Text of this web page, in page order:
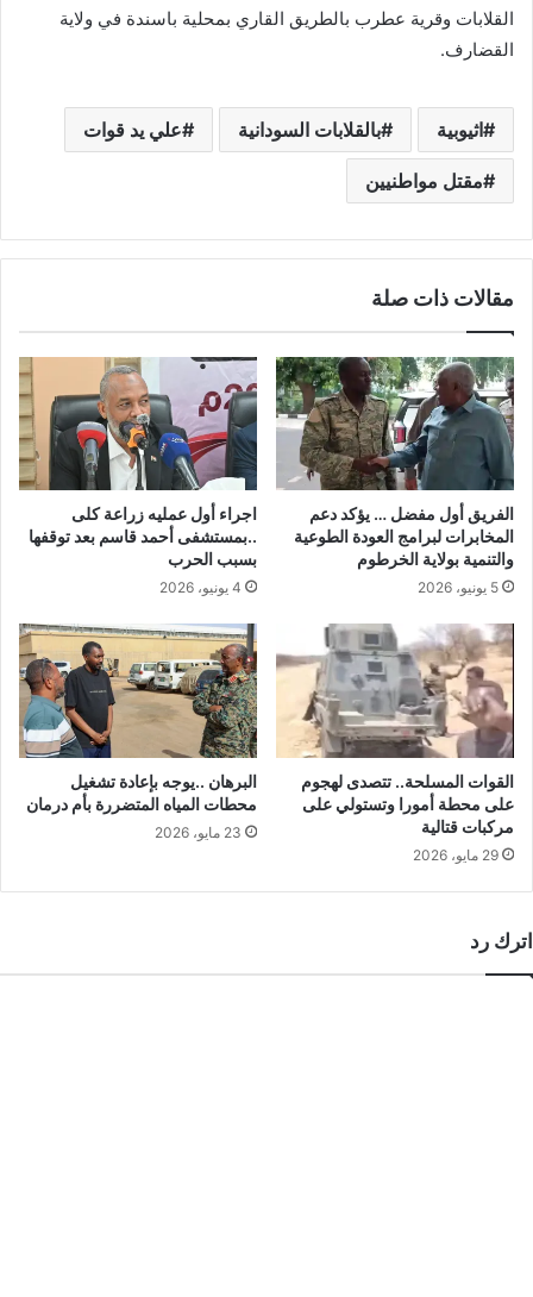
القلابات وقرية عطرب بالطريق القاري بمحلية باسندة في ولاية
القضارف.
اثيوبية بالقلابات السودانية علي يد قوات
مقتل مواطنيين
مقالات ذات صلة
الفريق أول مفضل … يؤكد دعم
المخابرات لبرامج العودة الطوعية
والتنمية بولاية الخرطوم
5 يونيو، 2026
اجراء أول عمليه زراعة كلى
..بمستشفى أحمد قاسم بعد توقفها
بسبب الحرب
4 يونيو، 2026
القوات المسلحة.. تتصدى لهجوم
على محطة أمورا وتستولي على
مركبات قتالية
29 مايو، 2026
البرهان ..يوجه بإعادة تشغيل
محطات المياه المتضررة بأم درمان
23 مايو، 2026
اترك رد